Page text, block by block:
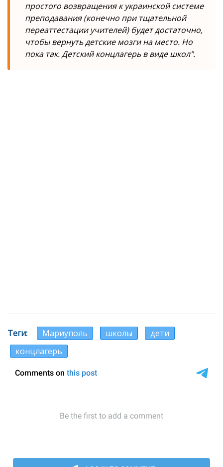
простого возвращения к украинской системе
преподавания (конечно при тщательной
переаттестации учителей) будет достаточно,
чтобы вернуть детские мозги на место. Но
пока так. Детский концлагерь в виде школ".
Теги Мариуполь школы
дети
концлагерь